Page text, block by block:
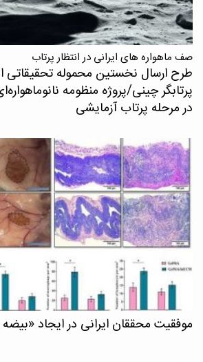
صف ماهواره های ایرانی در انتظار پرتاب
طرح ارسال نخستین محموله تحقیقاتی
پرتابگر چینی/پروژه منظومه
در مرحله پرتاب آزمایشی
موفقیت محققان ایرانی در ایجاد